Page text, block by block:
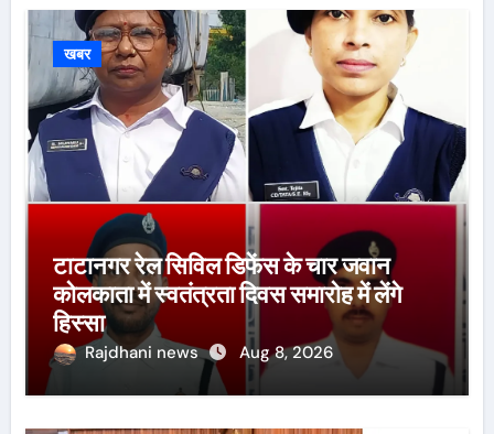
खबर
टाटानगर रेल सिविल डिफेंस के चार जवान
कोलकाता में स्वतंत्रता दिवस समारोह में लेंगे
हिस्सा
Rajdhani news Aug 8, 2026